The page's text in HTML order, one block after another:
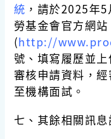
統 ，請於2025年
勞基金會官方網站
(http://
號、填寫履歷並
審核申請資料，
至機構面試。
七、其餘相關訊